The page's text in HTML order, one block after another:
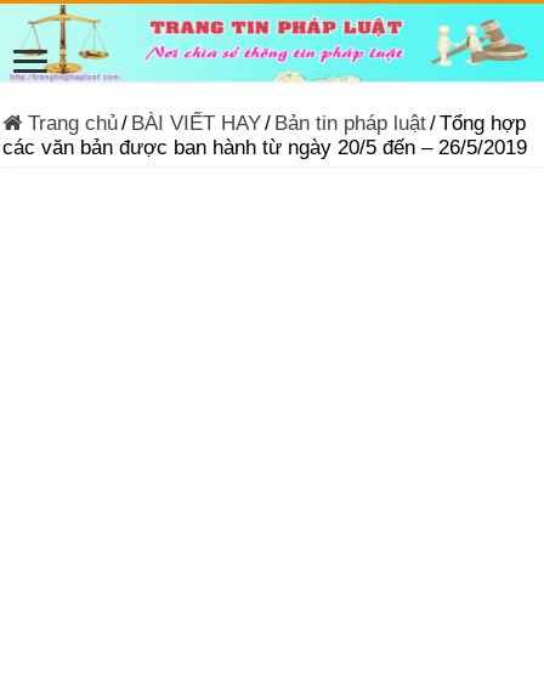
Trang chủ/ BÀI VIẾT HAY/ Bản tin pháp luật/Tổng hợp
các văn bản được ban hành từ ngày 20/5 đến – 26/5/2019